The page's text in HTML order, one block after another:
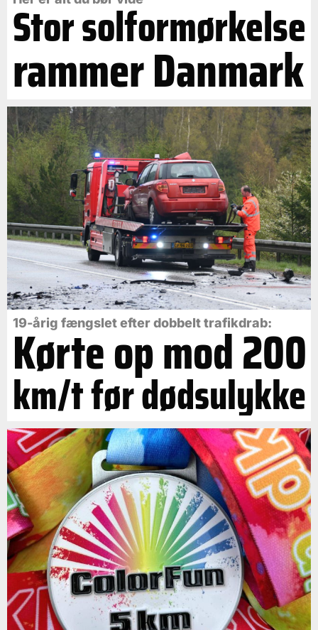
Stor solformørkelse
rammer Danmark
19-årig fængslet efter dobbelt trafikdrab:
Kørte op mod 200
km/t før dødsulykke